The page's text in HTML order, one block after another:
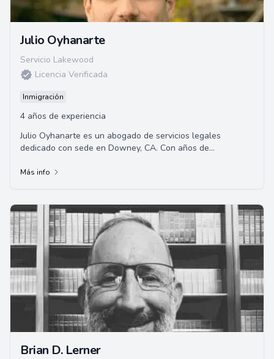
Julio Oyhanarte
Servicio Lakewood
Licencia Verificada
Inmigración
4 años de experiencia
Julio Oyhanarte es un abogado de servicios legales
dedicado con sede en Downey, CA. Con años de
Más info
Brian D. Lerner